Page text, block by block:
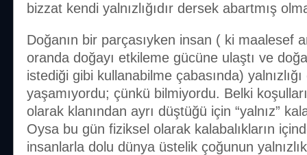
bizzat kendi yalnızlığıdır dersek abartmış
Doğanın bir parçasıyken insan ( ki maalesef
oranda doğayı etkileme gücüne ulaştı ve
istediği gibi kullanabilme çabasında)
yaşamıyordu; çünkü bilmiyordu. Belki
olarak klanından ayrı düştüğü için “yalnız”
Oysa bu gün fiziksel olarak kalabalıkların
insanlarla dolu dünya üstelik çoğunun